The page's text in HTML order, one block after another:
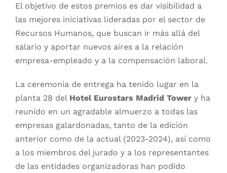
El objetivo de estos premios es dar visibilidad a
las mejores iniciativas lideradas por el sector de
Recursos Humanos, que buscan ir más allá del
salario y aportar nuevos aires a la relación
empresa-empleado y a la compensación laboral.
La ceremonia de entrega ha tenido lugar en la
planta 28 del Hotel Eurostars Madrid Towery ha
reunido en un agradable almuerzo a todas las
empresas galardonadas, tanto de la edición
anterior como de la actual (2023-2024), así como
a los miembros del jurado y a los representantes
de las entidades organizadoras han podido